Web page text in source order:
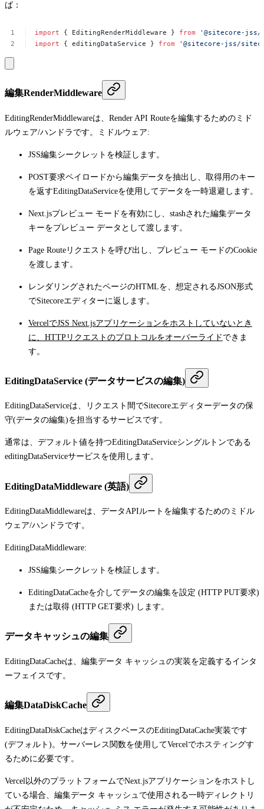
ば：
import { EditingRenderMiddleware } from
'@sitecore-
import
{ editingDataService } from '@sitecore-jss/
編集RenderMiddleware
EditingRenderMiddlewareは、Render API Routeを編集するためのミド
ルウェア/ハンドラです。ミドルウェア:
JSS編集シークレットを検証します。
POST要求ペイロードから編集データを抽出し、取得用のキー
を返すEditingDataServiceを使用してデータを一時退避します。
Next.jsプレビュー モードを有効にし、stashされた編集データ
キーをプレビュー データとして渡します。
Page Routeリクエストを呼び出し、プレビュー モードのCookie
を渡します。
レンダリングされたページのHTMLを、想定されるJSON形式
でSitecoreエディターに返します。
VercelでJSS Next.jsアプリケーションをホストしていないとき
に、HTTPリクエストのプロトコルをオーバーライド できま
す。
EditingDataService (データサービスの編集)
EditingDataServiceは、リクエスト間でSitecoreエディターデータの保
守(データの編集)を担当するサービスです。
通常は、デフォルト値を持つEditingDataServiceシングルトンである
editingDataServiceサービスを使用します。
EditingDataMiddleware (英語)
EditingDataMiddlewareは、データAPIルートを編集するためのミドル
ウェア/ハンドラです。
EditingDataMiddleware:
JSS編集シークレットを検証します。
EditingDataCacheを介してデータの編集を設定 (HTTP PUT要求)
または取得 (HTTP GET要求) します。
データキャッシュの編集
EditingDataCacheは、編集データ キャッシュの実装を定義するインタ
ーフェイスです。
編集DataDiskCache
EditingDataDiskCacheはディスクベースのEditingDataCache実装です
(デフォルト)。サーバーレス関数を使用してVercelでホスティングす
るために必要です。
Vercel以外のプラットフォームでNext.jsアプリケーションをホストし
ている場合、編集データ キャッシュで使用される一時ディレクトリ